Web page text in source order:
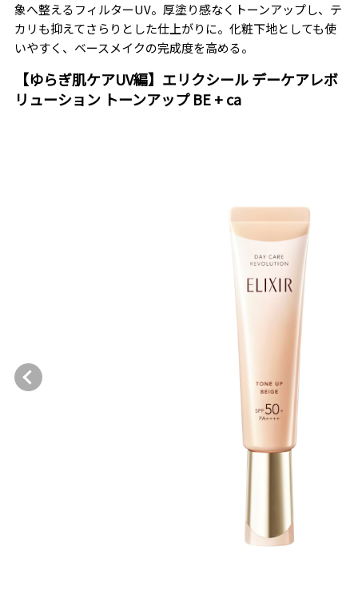
象へ整えるフィルターUV。厚塗り感なくトーンアップし、テ
カリも抑えてさらりとした仕上がりに。化粧下地としても使
いやすく、ベースメイクの完成度を高める。
【ゆらぎ肌ケアUV編】エリクシール デーケアレボ
リューション トーンアップ BE + ca